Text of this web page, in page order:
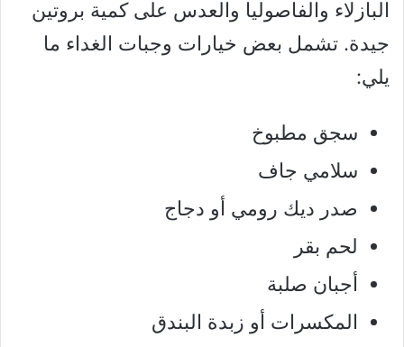
البازلاء والفاصوليا والعدس على كمية بروتين
جيدة. تشمل بعض خيارات وجبات الغداء ما
يلي:
سجق مطبوخ
سلامي جاف
صدر ديك رومي أو دجاج
لحم بقر
أجبان صلبة
المكسرات أو زبدة البندق